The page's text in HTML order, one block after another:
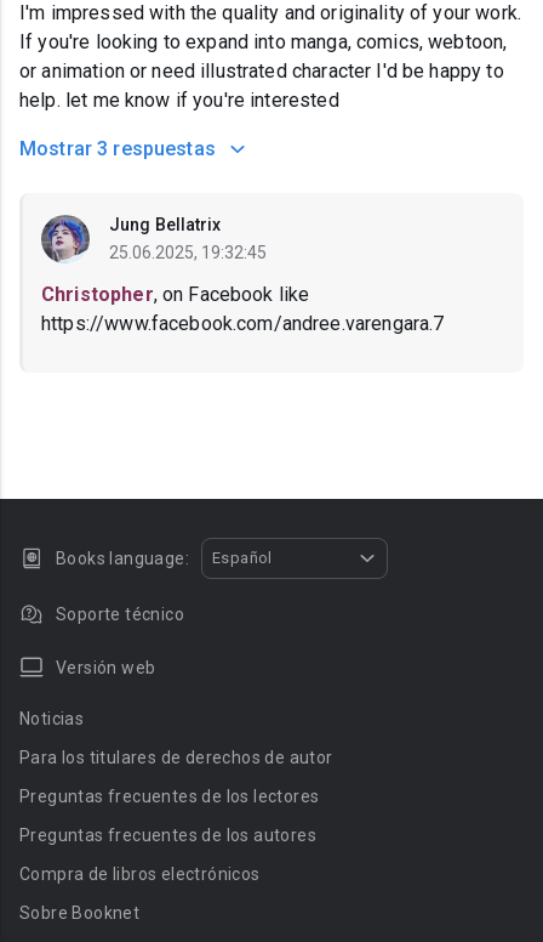
I'm impressed with the quality and originality of your work.
If you're looking to expand into manga, comics, webtoon,
or animation or need illustrated character I'd be happy to
help. let me know if you're interested
Mostrar 3 respuestas
Jung Bellatrix
25.06.2025, 19:32:45
Christopher, on Facebook like
https://www.facebook.com/andree.varengara.7
Books language: Español
Soporte técnico
Versión web
Noticias
Para los titulares de derechos de autor
Preguntas frecuentes de los lectores
Preguntas frecuentes de los autores
Compra de libros electrónicos
Sobre Booknet